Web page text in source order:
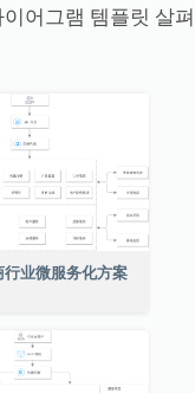
어그램 템플릿 살펴
行业微服务化方案